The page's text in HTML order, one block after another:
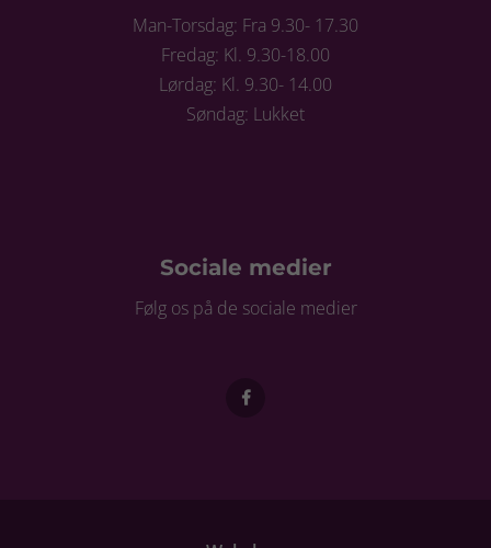
Man-Torsdag: Fra 9.30- 17.30
Fredag: Kl. 9.30-18.00
Lørdag: Kl. 9.30- 14.00
Søndag: Lukket
Sociale medier
Følg os på de sociale medier